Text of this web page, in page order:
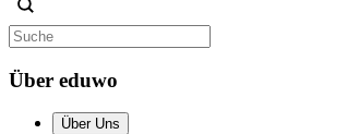
Über eduwo
Über Uns